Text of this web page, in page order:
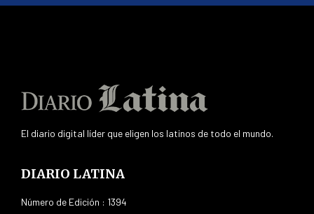
El diario digital líder que eligen los latinos de todo el mundo.
DIARIO LATINA
Número de Edición : 1394